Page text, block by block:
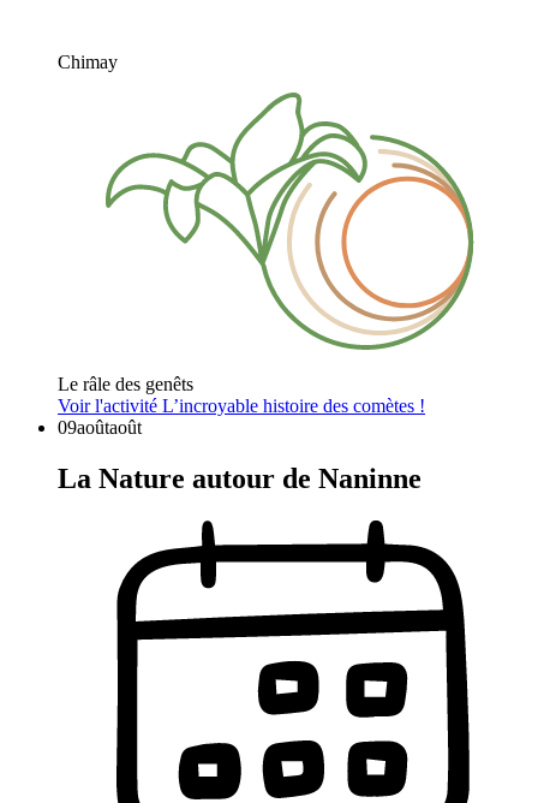
Chimay
Le râle des genêts
Voir l'activité L’incroyable histoire des comètes !
09aoûtaoût
La Nature autour de Naninne